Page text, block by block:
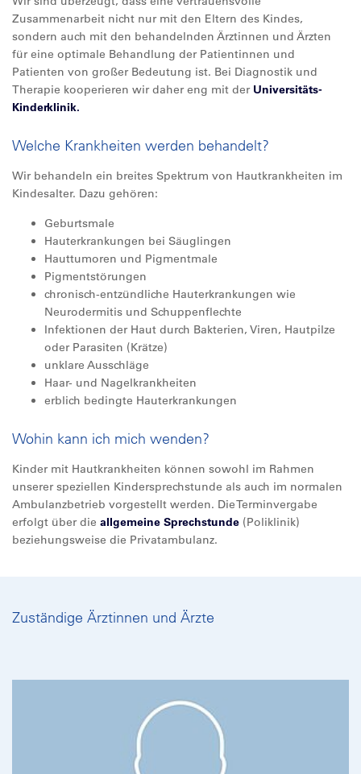
Zusammenarbeit nicht nur mit den Eltern des Kindes,
sondern auch mit den behandelnden Ärztinnen und Ärzten
für eine optimale Behandlung der Patientinnen und
Patienten von großer Bedeutung ist. Bei Diagnostik und
Therapie kooperieren wir daher eng mit der Universitäts-
Kinderklinik.
Welche Krankheiten werden behandelt?
Wir behandeln ein breites Spektrum von Hautkrankheiten im
Kindesalter. Dazu gehören:
Geburtsmale
Hauterkrankungen bei Säuglingen
Hauttumoren und Pigmentmale
Pigmentstörungen
chronisch-entzündliche Hauterkrankungen wie
Neurodermitis und Schuppenflechte
Infektionen der Haut durch Bakterien, Viren, Hautpilze
oder Parasiten (Krätze)
unklare Ausschläge
Haar- und Nagelkrankheiten
erblich bedingte Hauterkrankungen
Wohin kann ich mich wenden?
Kinder mit Hautkrankheiten können sowohl im Rahmen
unserer speziellen Kindersprechstunde als auch im normalen
Ambulanzbetrieb vorgestellt werden. Die Terminvergabe
erfolgt über die allgemeine Sprechstunde (Poliklinik)
beziehungsweise die Privatambulanz.
Zuständige Ärztinnen und Ärzte